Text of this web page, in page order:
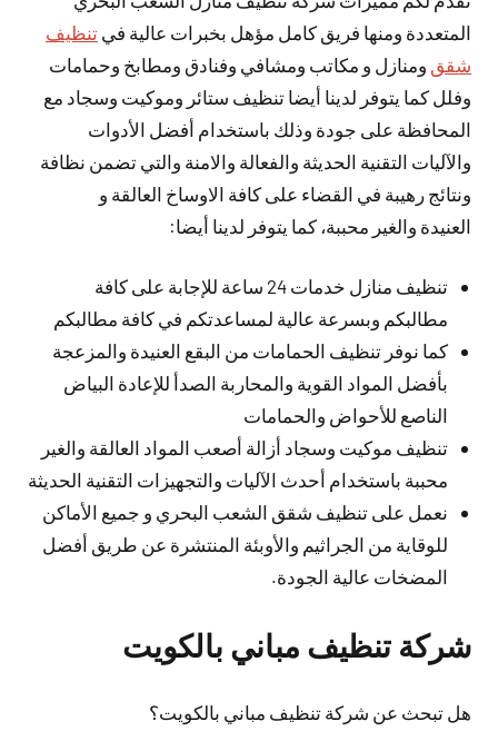
المتعددة ومنها فريق كامل مؤهل بخبرات عالية في تنظيف
شقق ومنازل و مكاتب ومشافي وفنادق ومطابخ وحمامات
وفلل كما يتوفر لدينا أيضا تنظيف ستائر وموكيت وسجاد مع
المحافظة على جودة وذلك باستخدام أفضل الأدوات
والآليات التقنية الحديثة والفعالة والامنة والتي تضمن نظافة
ونتائج رهيبة في القضاء على كافة الاوساخ العالقة و
العنيدة والغير محببة، كما يتوفر لدينا أيضا:
تنظيف منازل خدمات 24 ساعة للإجابة على كافة
مطالبكم وبسرعة عالية لمساعدتكم في كافة مطالبكم
كما نوفر تنظيف الحمامات من البقع العنيدة والمزعجة
بأفضل المواد القوية والمحاربة الصدأ للإعادة البياض
الناصع للأحواض والحمامات
تنظيف موكيت وسجاد أزالة أصعب المواد العالقة والغير
محببة باستخدام أحدث الآليات والتجهيزات التقنية الحديثة
نعمل على تنظيف شقق الشعب البحري و جميع الأماكن
للوقاية من الجراثيم والأوبئة المنتشرة عن طريق أفضل
المضخات عالية الجودة.
شركة تنظيف مباني بالكويت
هل تبحث عن شركة تنظيف مباني بالكويت؟